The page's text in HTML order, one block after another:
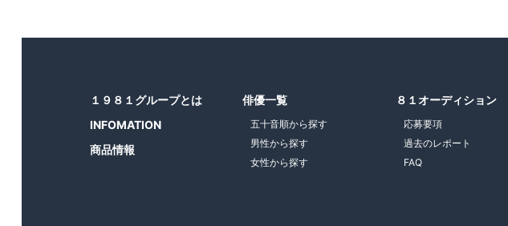
１９８１グループとは
INFOMATION
商品情報
俳優一覧
五十音順から探す
男性から探す
女性から探す
８１オーディション
応募要項
過去のレポート
FAQ